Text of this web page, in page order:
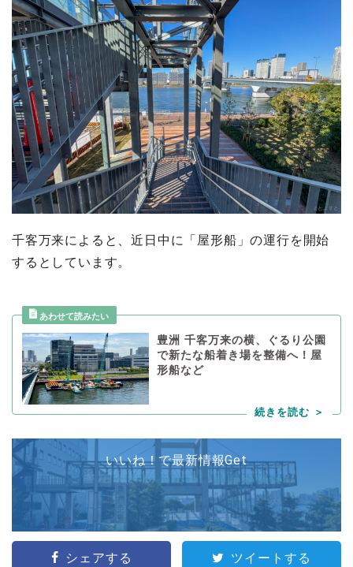
千客万来によると、近日中に「屋形船」の運行を開始
するとしています。
豊洲 千客万来の横、ぐるり公園
で新たな船着き場を整備へ！屋
形船など
いいね！で最新情報Get
シェアする ツイートする